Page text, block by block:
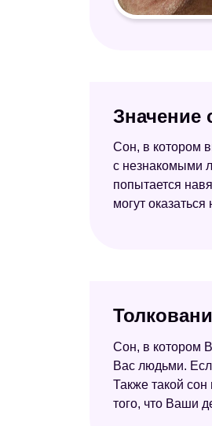
Значение
Сон, в котором
с незнакомыми
попытается
могут
Сон, в котором
Вас людьми.
Также такой
того, что Ваши